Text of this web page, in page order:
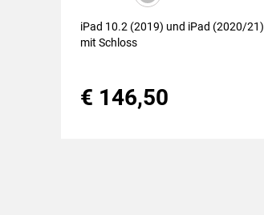
iPad 10.2 (2019) und iPad (2020/21)
mit Schloss
€ 146,50